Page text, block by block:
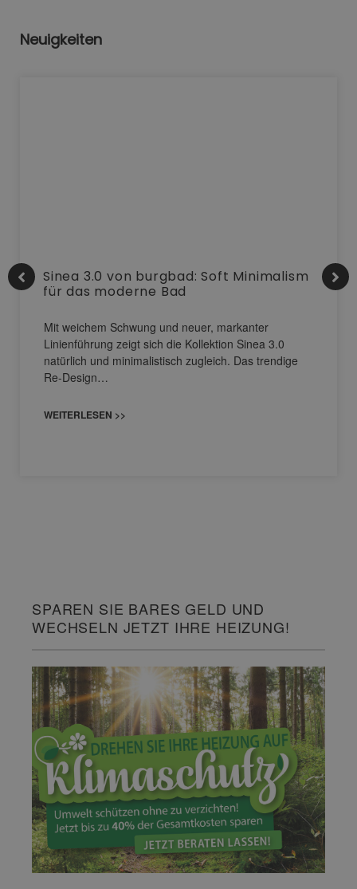
Neuigkeiten
Sinea 3.0 von burgbad: Soft Minimalism
für das moderne Bad
Mit weichem Schwung und neuer, markanter
Linienführung zeigt sich die Kollektion Sinea 3.0
natürlich und minimalistisch zugleich. Das trendige
Re-Design…
WEITERLESEN >>
SPAREN SIE BARES GELD UND
WECHSELN JETZT IHRE HEIZUNG!